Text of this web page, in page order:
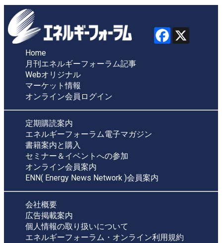
Home
月刊エネルギーフォーラム記事
Webオリジナル
マーケット情報
オンライン会員ログイン
定期購読案内
エネルギーフォーラム電子マガジン
書籍案内と購入
セミナー＆イベントへの参加
オンライン会員案内
ENN( Energy News Network )会員案内
会社概要
広告掲載案内
個人情報の取り扱いについて
エネルギーフォーラム・オンライン利用規約